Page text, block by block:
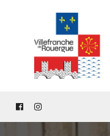
content